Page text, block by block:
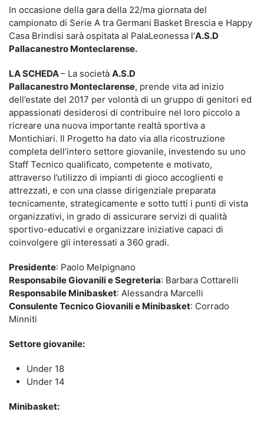
In occasione della gara della 22/ma giornata del
campionato di Serie A tra Germani Basket Brescia e Happy
Casa Brindisi sarà ospitata al PalaLeonessa l’A.S.D
Pallacanestro Monteclarense.
LA SCHEDA– La società A.S.D
Pallacanestro Monteclarense, prende vita ad inizio
dell’estate del 2017 per volontà di un gruppo di genitori ed
appassionati desiderosi di contribuire nel loro piccolo a
ricreare una nuova importante realtà sportiva a
Montichiari. Il Progetto ha dato via alla ricostruzione
completa dell’intero settore giovanile, investendo su uno
Staff Tecnico qualificato, competente e motivato,
attraverso l’utilizzo di impianti di gioco accoglienti e
attrezzati, e con una classe dirigenziale preparata
tecnicamente, strategicamente e sotto tutti i punti di vista
organizzativi, in grado di assicurare servizi di qualità
sportivo-educativi e organizzare iniziative capaci di
coinvolgere gli interessati a 360 gradi.
Presidente: Paolo Melpignano
Responsabile Giovanili e Segreteria: Barbara Cottarelli
Responsabile Minibasket: Alessandra Marcelli
Consulente Tecnico Giovanili e Minibasket: Corrado
Minniti
Settore giovanile:
Under 18
Under 14
Minibasket: